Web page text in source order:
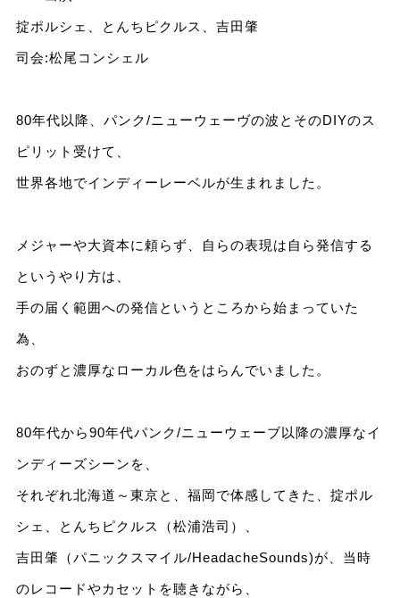
掟ポルシェ、とんちピクルス、吉田肇
司会:松尾コンシェル
80年代以降、パンク/ニューウェーヴの波とそのDIYのス
ピリット受けて、
世界各地でインディーレーベルが生まれました。
メジャーや大資本に頼らず、自らの表現は自ら発信する
というやり方は、
手の届く範囲への発信というところから始まっていた
為、
おのずと濃厚なローカル色をはらんでいました。
80年代から90年代パンク/ニューウェーブ以降の濃厚なイ
ンディーズシーンを、
それぞれ北海道～東京と、福岡で体感してきた、掟ポル
シェ、とんちピクルス（松浦浩司）、
吉田肇（パニックスマイル/HeadacheSounds)が、当時
のレコードやカセットを聴きながら、